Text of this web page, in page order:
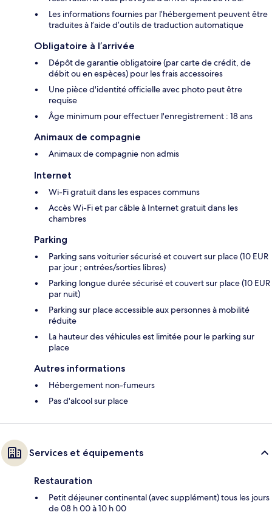
Les informations fournies par l’hébergement peuvent être
traduites à l’aide d’outils de traduction automatique
Obligatoire à l’arrivée
Dépôt de garantie obligatoire (par carte de crédit, de
débit ou en espèces) pour les frais accessoires
Une pièce d'identité officielle avec photo peut être
requise
Âge minimum pour effectuer l'enregistrement : 18 ans
Animaux de compagnie
Animaux de compagnie non admis
Internet
Wi-Fi gratuit dans les espaces communs
Accès Wi-Fi et par câble à Internet gratuit dans les
chambres
Parking
Parking sans voiturier sécurisé et couvert sur place (10 EUR
par jour ; entrées/sorties libres)
Parking longue durée sécurisé et couvert sur place (10 EUR
par nuit)
Parking sur place accessible aux personnes à mobilité
réduite
La hauteur des véhicules est limitée pour le parking sur
place
Autres informations
Hébergement non-fumeurs
Pas d'alcool sur place
Services et équipements
Restauration
Petit déjeuner continental (avec supplément) tous les jours
de 08 h 00 à 10 h 00